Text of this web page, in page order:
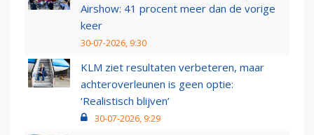
Airshow: 41 procent meer dan de vorige
keer
30-07-2026, 9:30
KLM ziet resultaten verbeteren, maar
achteroverleunen is geen optie:
‘Realistisch blijven’
30-07-2026, 9:29